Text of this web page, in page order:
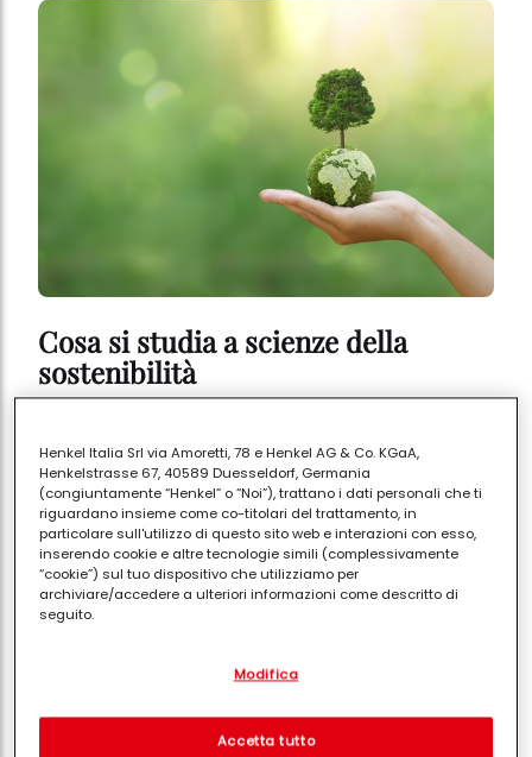
Cosa si studia a scienze della
sostenibilità
LEGGI IN 2'
Henkel Italia Srl via Amoretti, 78 e Henkel AG & Co. KGaA,
Henkelstrasse 67, 40589 Duesseldorf, Germania
(congiuntamente “Henkel” o “Noi”), trattano i dati personali che ti
riguardano insieme come co-titolari del trattamento, in
particolare sull'utilizzo di questo sito web e interazioni con esso,
inserendo cookie e altre tecnologie simili (complessivamente
“cookie”) sul tuo dispositivo che utilizziamo per
archiviare/accedere a ulteriori informazioni come descritto di
seguito.
separati o co-titolari come indicato nella nostra Informativa sulla
pixel, impronte digitali e tecnologie simili" utilizzeremo anche
cookie ed elaboreremo i dati relativi a te per
Modifica
Accetta tutto